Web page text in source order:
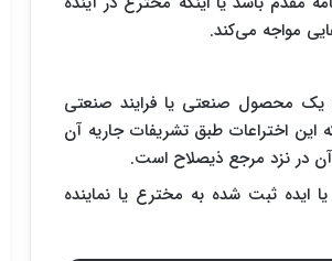
مواجه می‌کند.
محصول صنعتی یا فرایند صنعتی
این اختراعات طبق تشریفات جاریه آن
در نزد مرجع ذیصلاح است.
ایده ثبت شده به مخترع یا نماینده